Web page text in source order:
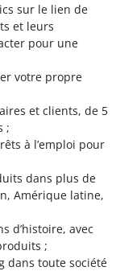
sur le lien de
et leurs
pour une
votre propre
et clients, de 5
;
à l’emploi pour
dans plus de
Amérique latine,
d’histoire, avec
;
dans toute société